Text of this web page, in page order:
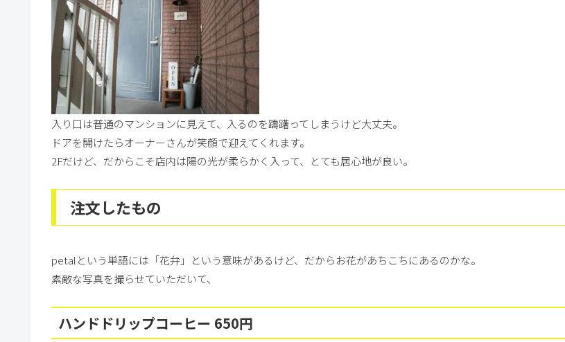
入り口は普通のマンションに見えて、入るのを躊躇ってしまうけど大丈夫。
ドアを開けたらオーナーさんが笑顔で迎えてくれます。
2Fだけど、だからこそ店内は陽の光が柔らかく入って、とても居心地が良い。
注文したもの
petalという単語には「花弁」という意味があるけど、だからお花があちこちにあるのかな。
素敵な写真を撮らせていただいて、
ハンドドリップコーヒー 650円